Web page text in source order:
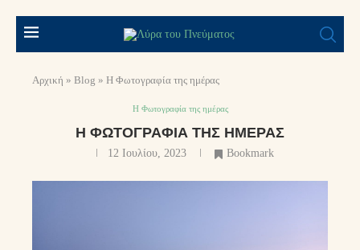
Αρχική » Blog » Η Φωτογραφία της ημέρας
Η Φωτογραφία της ημέρας
Η ΦΩΤΟΓΡΑΦΊΑ ΤΗΣ ΗΜΈΡΑΣ
12 Ιουλίου, 2023 Bookmark